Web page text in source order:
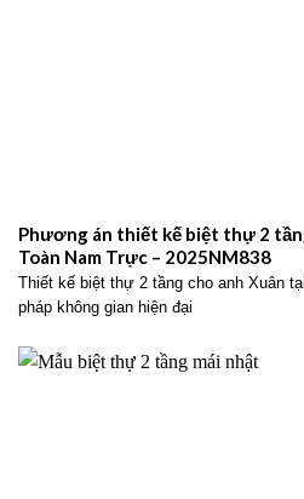
Phương án thiết kế biệt thự 2
Toàn Nam Trực – 2025NM838
Thiết kế biệt thự 2 tầng cho anh Xuân
pháp không gian hiện đại